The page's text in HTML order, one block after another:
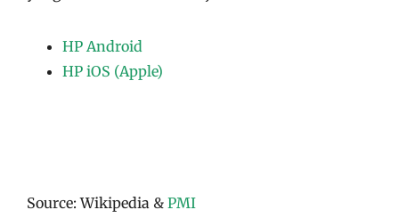
HP Android
HP iOS (Apple)
Source: Wikipedia & PMI